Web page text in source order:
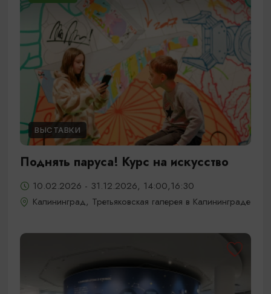
ВЫСТАВКИ
Поднять паруса! Курс на искусство
10.02.2026 - 31.12.2026, 14:00,16:30
Калининград, Третьяковская галерея в Калининграде